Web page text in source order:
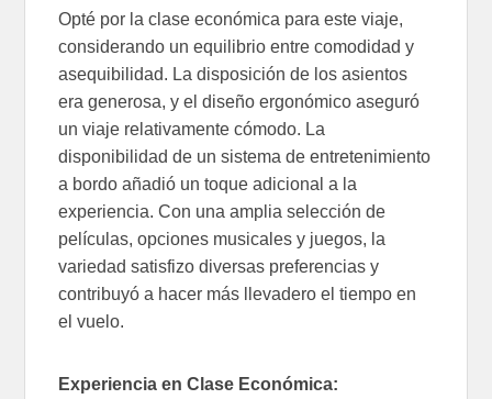
Opté por la clase económica para este viaje,
considerando un equilibrio entre comodidad y
asequibilidad. La disposición de los asientos
era generosa, y el diseño ergonómico aseguró
un viaje relativamente cómodo. La
disponibilidad de un sistema de entretenimiento
a bordo añadió un toque adicional a la
experiencia. Con una amplia selección de
películas, opciones musicales y juegos, la
variedad satisfizo diversas preferencias y
contribuyó a hacer más llevadero el tiempo en
el vuelo.
Experiencia en Clase Económica: